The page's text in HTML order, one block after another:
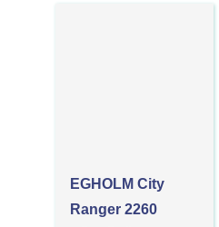
EGHOLM City
Ranger 2260